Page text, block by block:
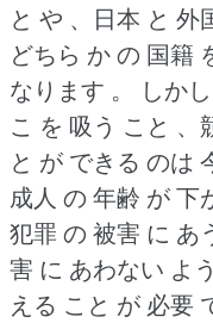
と や 、日本 と 外
どちら か の 国籍
なります 。
しか
こ を 吸う こと 、
と が できる のは
成人 の 年齢 が 下
犯罪 の 被害 に あ
害 に あわない よ
える こと が 必要